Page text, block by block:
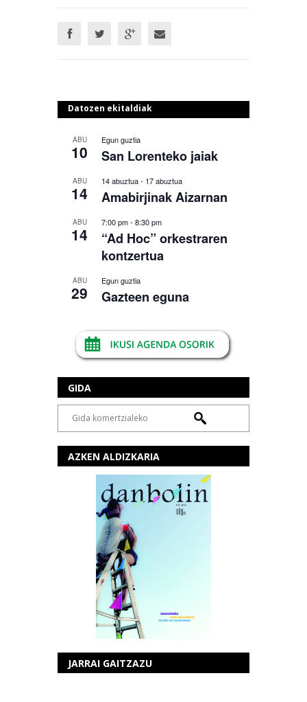
Datozen ekitaldiak
ABU
10
Egun guztia
San Lorenteko jaiak
ABU
14
14 abuztua- 17 abuztua
Amabirjinak Aizarnan
ABU
14
7:00 pm- 8:30 pm
“Ad Hoc” orkestraren
kontzertua
ABU
29
Egun guztia
Gazteen eguna
GIDA
AZKEN ALDIZKARIA
JARRAI GAITZAZU